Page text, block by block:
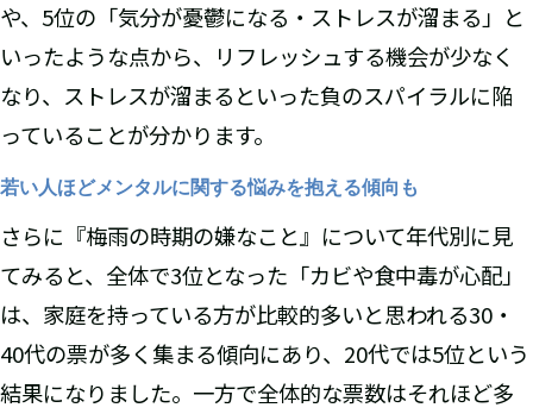
や、5位の「気分が憂鬱になる・ストレスが溜まる」と
いったような点から、リフレッシュする機会が少なく
なり、ストレスが溜まるといった負のスパイラルに陥
っていることが分かります。
若い人ほどメンタルに関する悩みを抱える傾向も
さらに『梅雨の時期の嫌なこと』について年代別に見
てみると、全体で3位となった「カビや食中毒が心配」
は、家庭を持っている方が比較的多いと思われる30・
40代の票が多く集まる傾向にあり、20代では5位という
結果になりました。一方で全体的な票数はそれほど多